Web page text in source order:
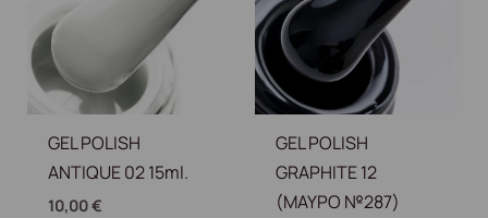
GEL POLISH
ANTIQUE 02 15ml.
10,00€
GEL POLISH
GRAPHITE 12
(ΜΑΥΡΟ №287)